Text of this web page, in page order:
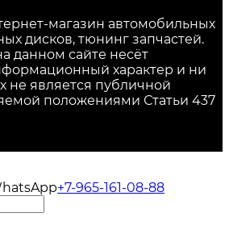
магазин автомобильных
дисков, тюнинг запчастей.
данном сайте несёт
характер и ни
не является публичной
положениями Статьи 437
+7-965-161-08-88